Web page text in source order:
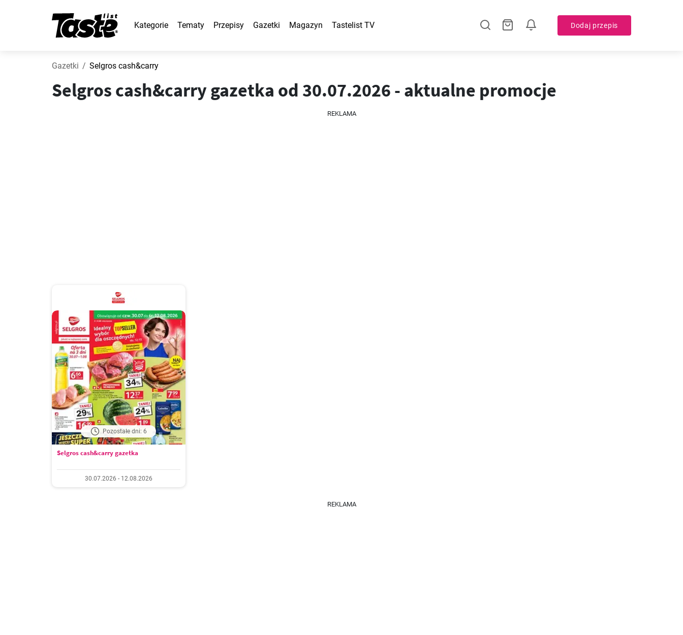
Kategorie Tematy Przepisy Gazetki Magazyn Tastelist TV Dodaj przepis
Gazetki Selgros cash&carry
Selgros cash&carry gazetka od 30.07.2026 - aktualne promocje
REKLAMA
Pozostałe dni: 6
Selgros cash&carry gazetka
30.07.2026 - 12.08.2026
REKLAMA